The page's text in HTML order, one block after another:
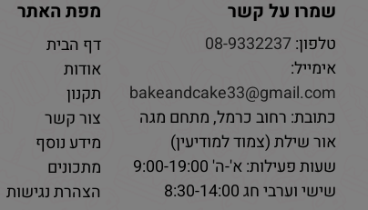
שמרו על קשר
טלפון:08-9332237
אימייל:
bakeandcake33@gmail.com
כתובת: רחוב כרמל, מתחם מגה
אור שילת (צמוד למודיעין)
שעות פעילות: א'-ה' 9:00-19:00
שישי וערבי חג 8:30-14:00
מפת האתר
דף הבית
אודות
תקנון
צור קשר
מידע נוסף
מתכונים
הצהרת נגישות